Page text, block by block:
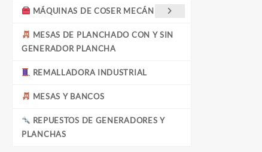
MÁQUINAS DE COSER MECÁNICAS
MESAS DE PLANCHADO CON Y SIN
GENERADOR PLANCHA
REMALLADORA INDUSTRIAL
MESAS Y BANCOS
REPUESTOS DE GENERADORES Y
PLANCHAS